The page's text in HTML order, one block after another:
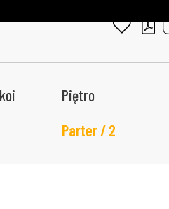
Piętro
Parter / 2